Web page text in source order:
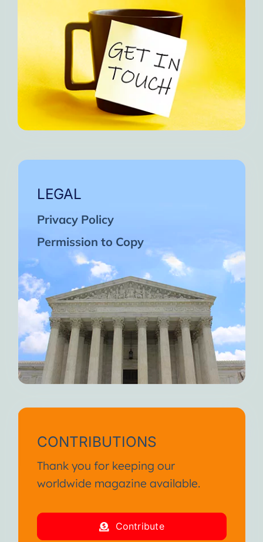
LEGAL
Privacy Policy
Permission to Copy
CONTRIBUTIONS
Thank you for keeping our
worldwide magazine available.
Contribute